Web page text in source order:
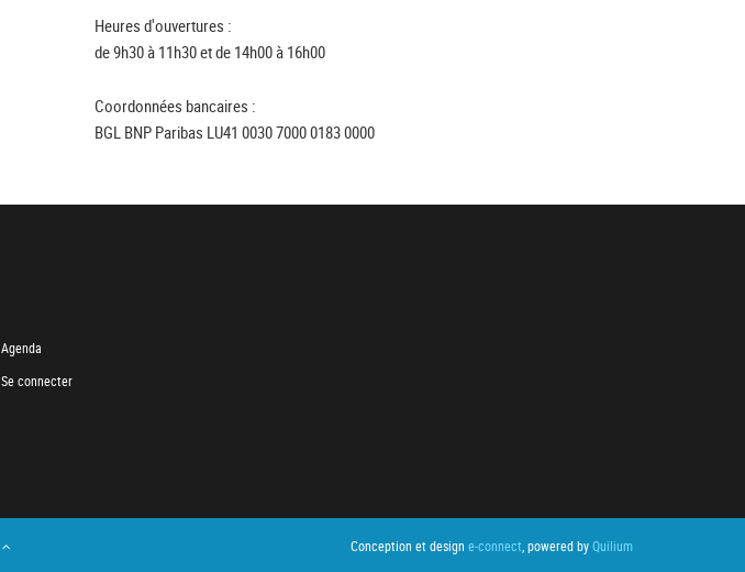
Heures d'ouvertures :
de 9h30 à 11h30 et de 14h00 à 16h00
Coordonnées bancaires :
BGL BNP Paribas LU41 0030 7000 0183 0000
Agenda
Se connecter
Conception et design e-connect , powered byQuilium